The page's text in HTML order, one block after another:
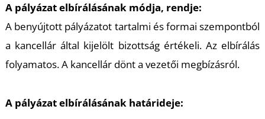
A pályázat elbírálásának módja, rendje:
A benyújtott pályázatot tartalmi és formai szempontból
a kancellár által kijelölt bizottság értékeli. Az elbírálás
folyamatos. A kancellár dönt a vezetői megbízásról.
A pályázat elbírálásának határideje: